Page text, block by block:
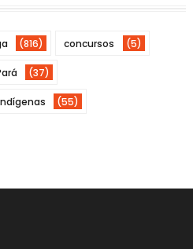
(816) concursos (5)
(37)
(55)